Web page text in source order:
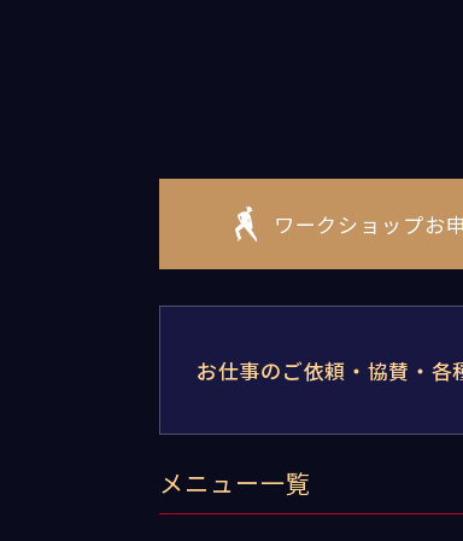
ワークショップお
お仕事のご依頼・協賛・各
メニュー一覧